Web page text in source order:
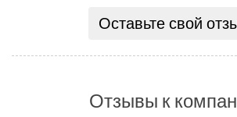
Оставьте свой
Отзывы к